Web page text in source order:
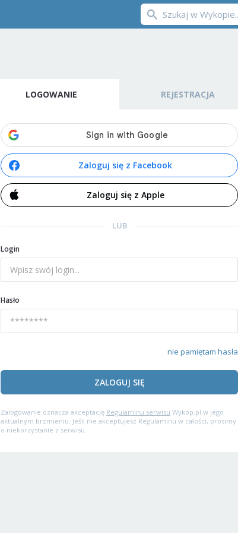
LOGOWANIE REJESTRACJA
Zaloguj się z Facebook
Zaloguj się z Apple
LUB
Login
Hasło
nie pamiętam hasła
ZALOGUJ SIĘ
Zalogowanie oznacza akceptację Regulaminu serwisu Wykop.pl w jego
aktualnym brzmieniu. Jeśli nie akceptujesz Regulaminu w całości, prosimy
o niekorzystanie z serwisu.